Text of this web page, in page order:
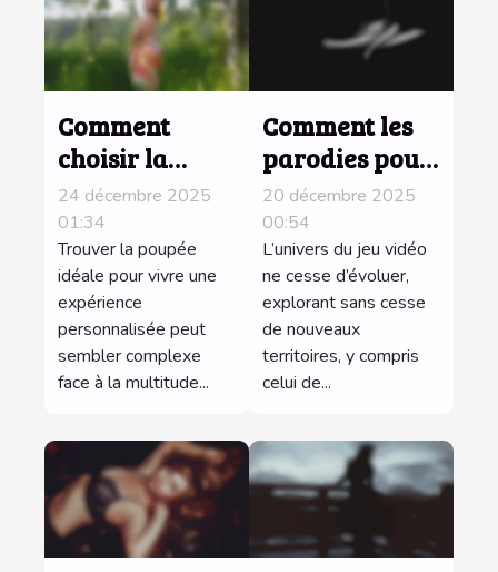
Comment
choisir la
bonne poupée
pour une
expérience
personnalisée
?
24 décembre 2025
01:34
Trouver la poupée
idéale pour vivre une
expérience
personnalisée peut
sembler complexe
face à la multitude...
Comment les
parodies pour
adultes de
jeux vidéo
populaires
transforment
l'industrie ?
20 décembre 2025
00:54
L’univers du jeu vidéo
ne cesse d’évoluer,
explorant sans cesse
de nouveaux
territoires, y compris
celui de...